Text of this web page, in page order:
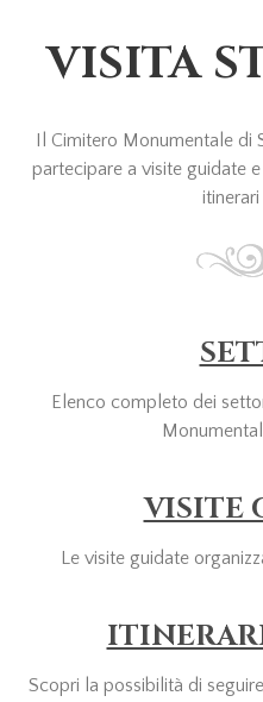
VISITA
Il Cimitero Monumentale di
partecipare a visite guidate
Elenco completo dei
VISITE
Le visite guidate
Scopri la possibilità di